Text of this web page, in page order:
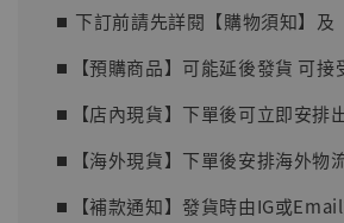
⏹︎ 下訂前請先詳閱【購物須知】及
⏹︎【預購商品】可能延後發貨 可接
⏹︎【店內現貨】下單後可立即安排
⏹︎【海外現貨】下單後安排海外物
⏹︎【補款通知】發貨時由IG或